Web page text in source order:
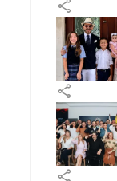
share
share
share